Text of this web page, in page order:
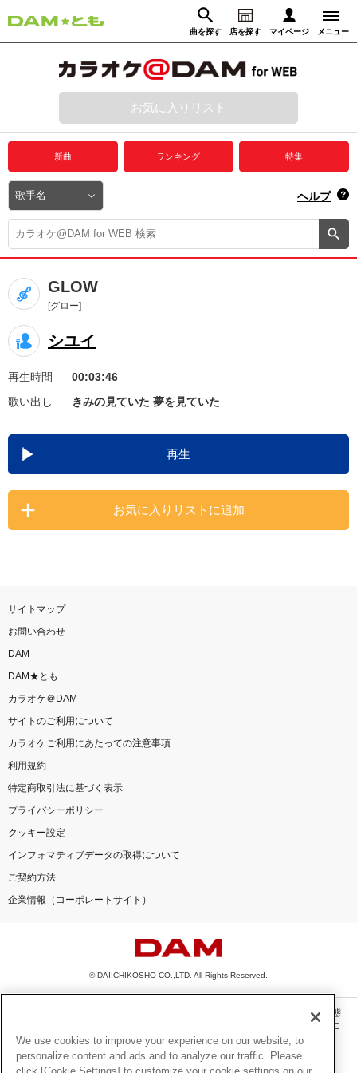
曲を探す 店を探す マイページ メニュー
動画からさがす 録音からさがす
ログイン
プレミアムサービス
DAM★とも動画
DAM★とも録音
カラオケ＠DAM
ユーザー検索
キャンペーン
お知らせ よくあるご質問
DAMの新曲・ランキングなど
カラオケ最新情報をチェック！
お気に入りリスト
新曲 ランキング 特集
ヘルプ
GLOW
[グロー]
シユイ
再生時間
00:03:46
歌い出し
きみの見ていた 夢を見ていた
再生
お気に入りリストに追加
サイトマップ
お問い合わせ
DAM
DAM★とも
カラオケ＠DAM
サイトのご利用について
カラオケご利用にあたっての注意事項
利用規約
特定商取引法に基づく表示
プライバシーポリシー
クッキー設定
インフォマティブデータの取得について
ご契約方法
企業情報（コーポレートサイト）
© DAIICHIKOSHO CO.,LTD. All Rights Reserved.
このサイトに掲載されている一切の文章・画像・写真・動画・音声等を、手段や形態
を問わず、著作権法の定める範囲を超えて無断で複製、転載、ファイル化などするこ
とを禁じます。
楽曲及びコンテンツは、機種によりご利用いただけない場合があります。
We use cookies to improve your experience on our website, to
personalize content and ads and to analyze our traffic. Please